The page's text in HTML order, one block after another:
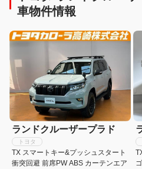
車物件情報
ランドクルーザープラド
トヨタ
TX スマートキー&プッシュスタート
衝突回避 前席PW ABS カーテンエア